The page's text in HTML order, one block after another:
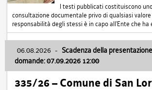
I testi pubblicati costituiscono
consultazione documentale privo di qualsiasi
responsabilità degli stessi è in capo all'Ente che ha
06.08.2026 - Scadenza della
domande: 07.09.2026 12:00
335/26 – Comune di San